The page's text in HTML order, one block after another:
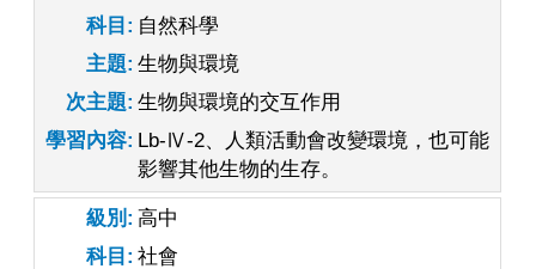
科目
自然科學
主題 生物與環境
次主題 生物與環境的交互作用
學習內容 Lb-Ⅳ-2、人類活動會改變環境，也可能
影響其他生物的生存。
級別
高中
科目
社會